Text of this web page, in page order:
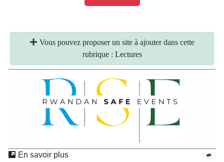
Vous pouvez proposer un site à ajouter dans cette
rubrique : Lectures
En savoir plus